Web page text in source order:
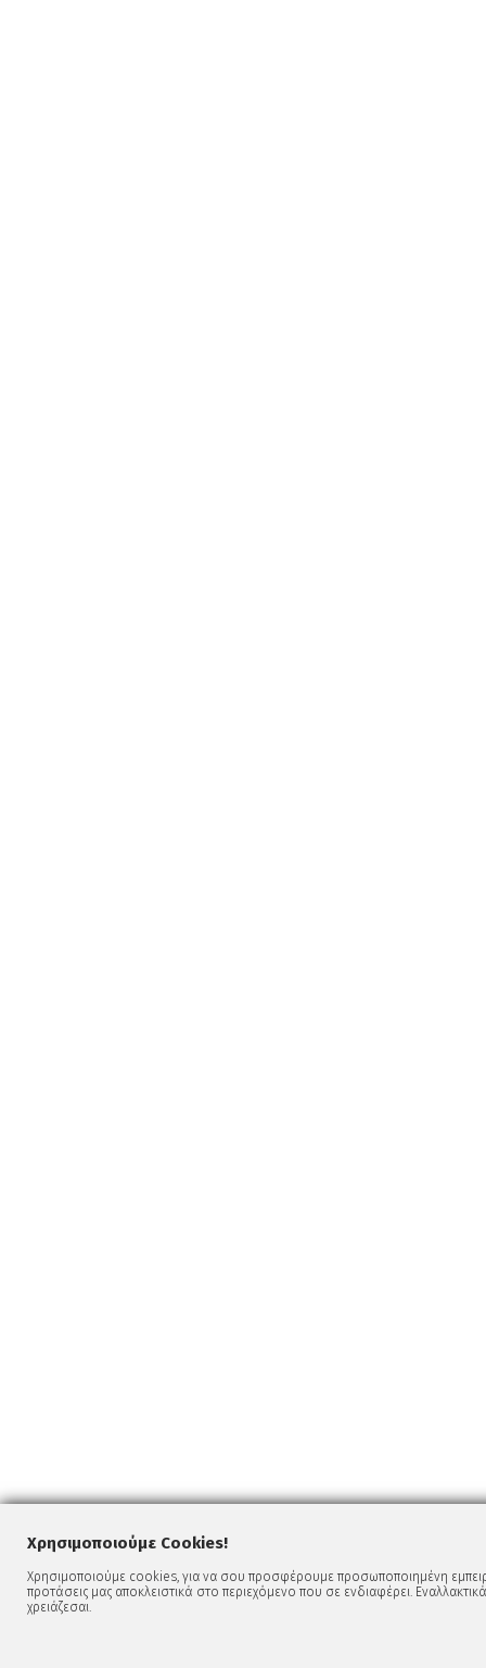
Χρησιμοποιούμε Cookies!
Χρησιμοποιούμε cookies, για να σου προσφέρουμε προσωποποιημένη
προτάσεις μας αποκλειστικά στο περιεχόμενο που σε ενδιαφέρει.
χρειάζεσαι.